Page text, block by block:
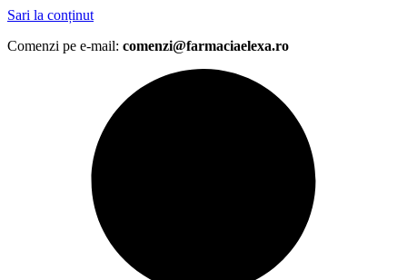
Sari la conținut
Comenzi pe e-mail: comenzi@farmaciaelexa.ro